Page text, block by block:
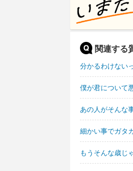
関連する
分かるわけない
僕が君について
あの人がそんな
細かい事でガタ
もうそんな歳じ